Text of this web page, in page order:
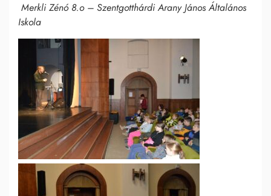
Merkli Zénó 8.o – Szentgotthárdi Arany János Általános
Iskola